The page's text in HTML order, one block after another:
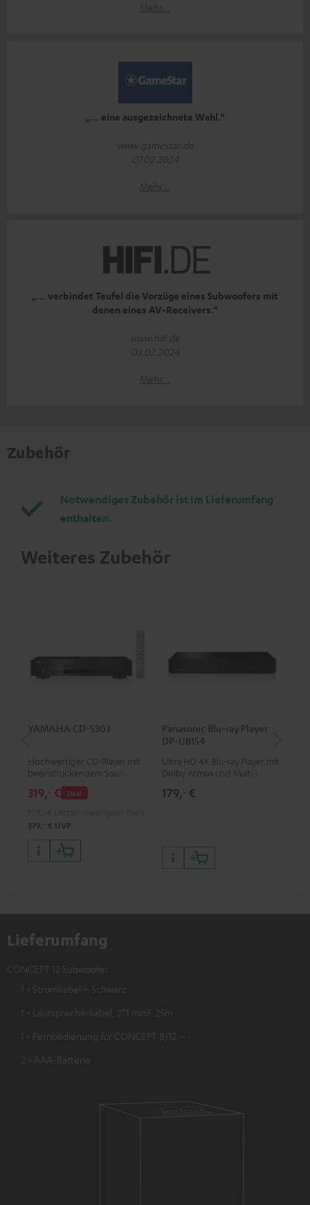
Mehr...
„… eine ausgezeichnete Wahl.“
www.gamestar.de
07.02.2024
Mehr...
„… verbindet Teufel die Vorzüge eines Subwoofers mit
denen eines AV-Receivers.“
www.hifi.de
03.02.2024
Mehr...
Zubehör
Notwendiges Zubehör ist im Lieferumfang
enthalten.
Weiteres Zubehör
YAMAHA CD-S303
Hochwertiger CD-Player mit
beeindruckendem Sound und
wertiger Verarbeitung
Deal
319,‐ €
379, ‐ € UVP
Panasonic Blu-ray Player
DP-UB154
Ultra HD 4K Blu-ray Player mit
Dolby Atmos und Multi HDR-
HDR10+ für eine überragende
179,‐ €
Lieferumfang
CONCEPT 12 Subwoofer
1 × Stromkabel – Schwarz
1 × Lautsprecherkabel, 2*1 mm², 25m
1 × Fernbedienung für CONCEPT 8/12 – -
2 × AAA-Batterie